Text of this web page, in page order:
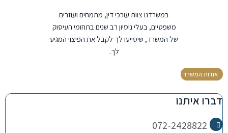
במשרדנו צוות עורכי דין, מתמחים ועוזרים
משפטיים, בעלי ניסיון רב שנים בתחומי העיסוק
של המשרד, שיסייעו לך לקבל את הפיצוי המגיע
לך.
אודות המשרד
דברו איתנו
072-2428822